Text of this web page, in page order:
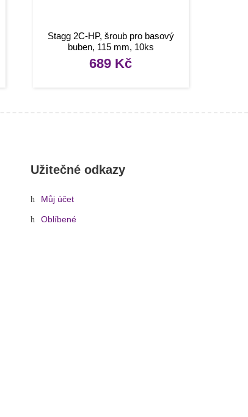
Stagg 2C-HP, šroub pro basový
buben, 115 mm, 10ks
689 Kč
Užitečné odkazy
Můj účet
Oblíbené